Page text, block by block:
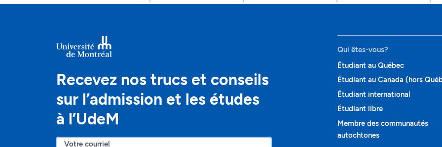
Recevez nos trucs et conseils
sur l’admission et les études
à l’UdeM
Qui êtes-vous?
Étudiant au Québec
Étudiant au Canada (hors
Étudiant international
Étudiant libre
Membre des communautés
autochtones